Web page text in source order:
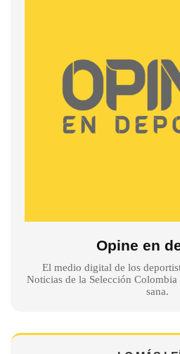
Opine en
El medio digital de los
Noticias de la Selección
sana.